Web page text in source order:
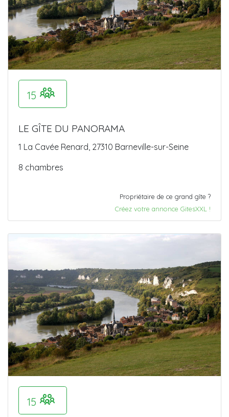
15
LE GÎTE DU PANORAMA
1 La Cavée Renard, 27310 Barneville-sur-Seine
8 chambres
Propriétaire de ce grand gîte ?
Créez votre annonce GitesXXL !
15